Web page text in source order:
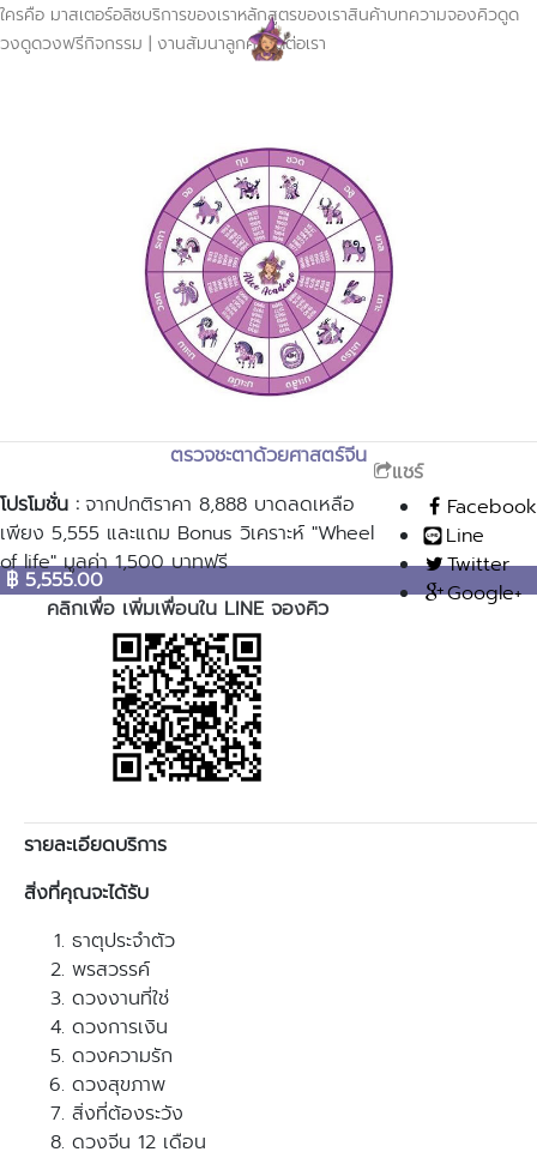
ใครคือ มาสเตอร์อลิซบริการของเราหลักสูตรของเราสินค้าบทความจองคิวดูด
วงดูดวงฟรีกิจกรรม | งานสัมนาลูกค้าติดต่อเรา
ตรวจชะตาด้วยศาสตร์จีน
แชร์
Facebook
Line
Twitter
Google+
โปรโมชั่น : จากปกติราคา 8,888 บาดลดเหลือ
เพียง 5,555 และแถม Bonus วิเคราะห์ "Wheel
of life" มูลค่า 1,500 บาทฟรี
฿ 5,555.00
คลิกเพื่อ เพิ่มเพื่อนใน LINE จองคิว
รายละเอียดบริการ
สิ่งที่คุณจะได้รับ
ธาตุประจำตัว
พรสวรรค์
ดวงงานที่ใช่
ดวงการเงิน
ดวงความรัก
ดวงสุขภาพ
สิ่งที่ต้องระวัง
ดวงจีน 12 เดือน